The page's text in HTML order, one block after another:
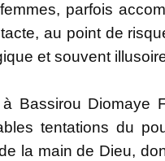
parfois
au point de
et souvent
Bassirou Diomaye
tentations du
la main de Dieu,